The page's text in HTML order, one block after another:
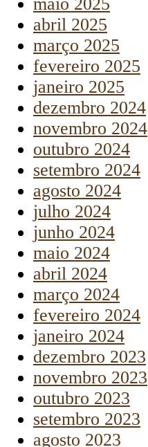
abril 2025
março 2025
fevereiro 2025
janeiro 2025
dezembro 2024
novembro 2024
outubro 2024
setembro 2024
agosto 2024
julho 2024
junho 2024
maio 2024
abril 2024
março 2024
fevereiro 2024
janeiro 2024
dezembro 2023
novembro 2023
outubro 2023
setembro 2023
agosto 2023